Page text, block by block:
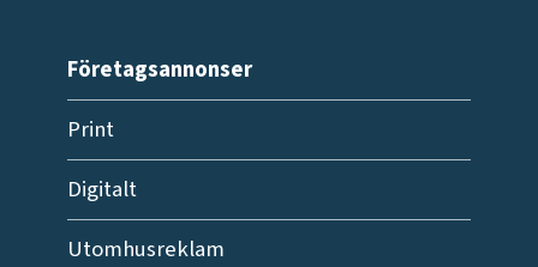
Företagsannonser
Print
Digitalt
Utomhusreklam